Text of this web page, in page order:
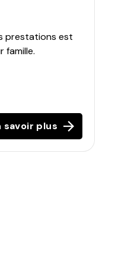
prestations est
famille.
savoir plus